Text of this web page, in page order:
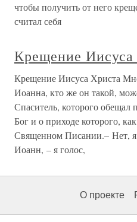
чтобы получить от него
считал себя
Крещение Иисуса
Крещение Иисуса Христа
Иоанна, кто же он такой,
Спаситель, которого обещал
Бог и о приходе которого,
Священном Писании.– Нет, я
Иоанн, – я голос,
О проекте